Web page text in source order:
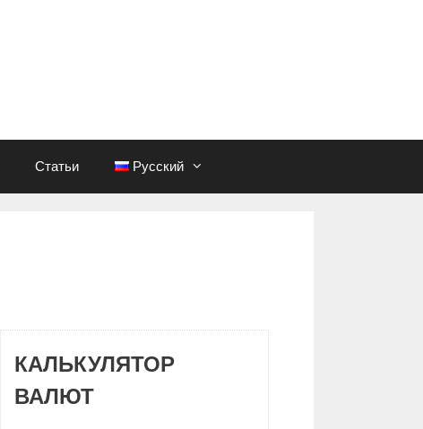
Статьи Русский
КАЛЬКУЛЯТОР
ВАЛЮТ